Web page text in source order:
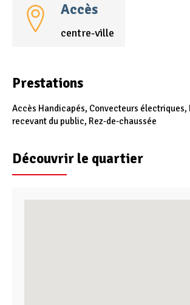
Accès
centre-ville
Prestations
Accès Handicapés, Convecteurs électriques,
recevant du public, Rez-de-chaussée
Découvrir le quartier